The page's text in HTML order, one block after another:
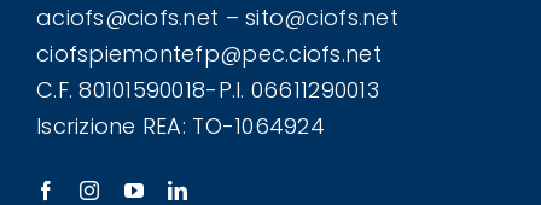
aciofs@ciofs.net – sito@ciofs.net
ciofspiemontefp@pec.ciofs.net
C.F. 80101590018-P.I. 06611290013
Iscrizione REA: TO-1064924